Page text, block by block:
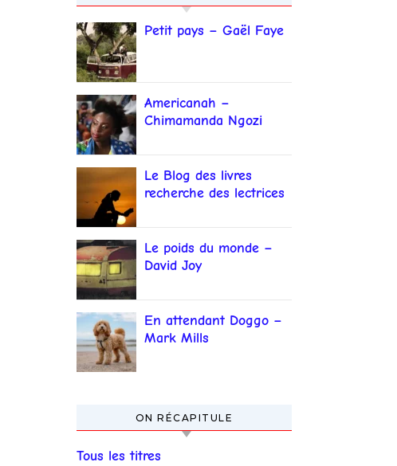
Petit pays – Gaël Faye
Americanah –
Chimamanda Ngozi
Le Blog des livres
recherche des lectrices
Le poids du monde –
David Joy
En attendant Doggo –
Mark Mills
ON RÉCAPITULE
Tous les titres